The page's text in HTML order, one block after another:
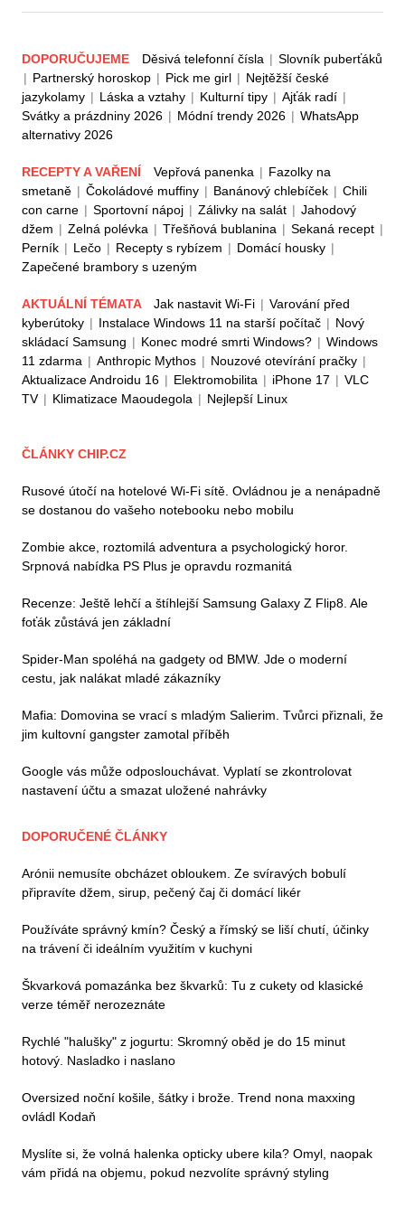
DOPORUČUJEME Děsivá telefonní čísla | Slovník puberťáků
| Partnerský horoskop | Pick me girl | Nejtěžší české
jazykolamy | Láska a vztahy | Kulturní tipy | Ajťák radí |
Svátky a prázdniny 2026 | Módní trendy 2026 | WhatsApp
alternativy 2026
RECEPTY A VAŘENÍ Vepřová panenka | Fazolky na
smetaně | Čokoládové muffiny | Banánový chlebíček | Chili
con carne | Sportovní nápoj | Zálivky na salát | Jahodový
džem | Zelná polévka | Třešňová bublanina | Sekaná recept |
Perník | Lečo | Recepty s rybízem | Domácí housky |
Zapečené brambory s uzeným
AKTUÁLNÍ TÉMATA Jak nastavit Wi-Fi | Varování před
kyberútoky | Instalace Windows 11 na starší počítač | Nový
skládací Samsung | Konec modré smrti Windows? | Windows
11 zdarma | Anthropic Mythos | Nouzové otevírání pračky |
Aktualizace Androidu 16 | Elektromobilita | iPhone 17 | VLC
TV | Klimatizace Maoudegola | Nejlepší Linux
ČLÁNKY CHIP.CZ
Rusové útočí na hotelové Wi-Fi sítě. Ovládnou je a nenápadně
se dostanou do vašeho notebooku nebo mobilu
Zombie akce, roztomilá adventura a psychologický horor.
Srpnová nabídka PS Plus je opravdu rozmanitá
Recenze: Ještě lehčí a štíhlejší Samsung Galaxy Z Flip8. Ale
foťák zůstává jen základní
Spider-Man spoléhá na gadgety od BMW. Jde o moderní
cestu, jak nalákat mladé zákazníky
Mafia: Domovina se vrací s mladým Salierim. Tvůrci přiznali, že
jim kultovní gangster zamotal příběh
Google vás může odposlouchávat. Vyplatí se zkontrolovat
nastavení účtu a smazat uložené nahrávky
DOPORUČENÉ ČLÁNKY
Arónii nemusíte obcházet obloukem. Ze svíravých bobulí
připravíte džem, sirup, pečený čaj či domácí likér
Používáte správný kmín? Český a římský se liší chutí, účinky
na trávení či ideálním využitím v kuchyni
Škvarková pomazánka bez škvarků: Tu z cukety od klasické
verze téměř nerozeznáte
Rychlé "halušky" z jogurtu: Skromný oběd je do 15 minut
hotový. Nasladko i naslano
Oversized noční košile, šátky i brože. Trend nona maxxing
ovládl Kodaň
Myslíte si, že volná halenka opticky ubere kila? Omyl, naopak
vám přidá na objemu, pokud nezvolíte správný styling